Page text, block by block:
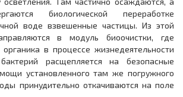
биологической переработке
воде взвешенные частицы. Из этой
в модуль биоочистки, где
в процессе жизнедеятельности
расщепляется на безопасные
установленного там же погружного
принудительно откачиваются на поле